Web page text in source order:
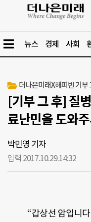
뉴스 경제 사회
더나은미래X해피빈 기부
[기부 그 후] 질
료난민을 도와
박민영 기자
입력 2017.10.29.14:32
“갑상선 암입니